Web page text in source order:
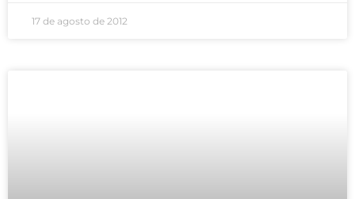
17 de agosto de 2012